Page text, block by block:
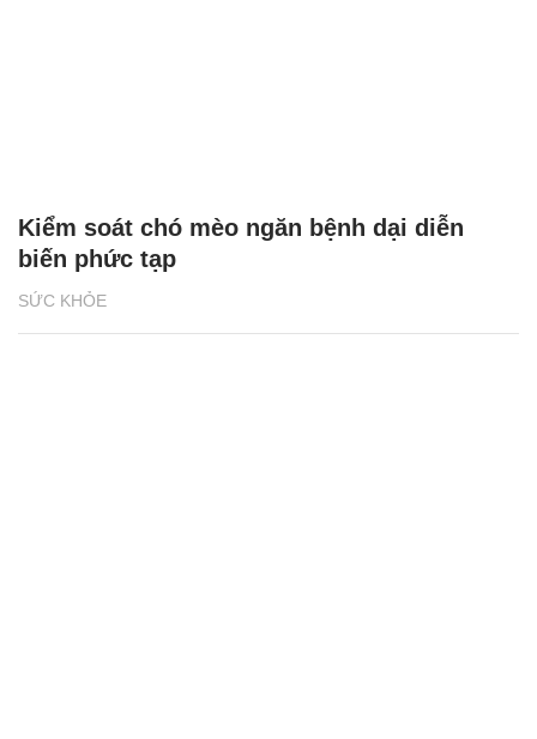
SỨC KHỎE
Kiểm soát chó mèo ngăn bệnh dại diễn
biến phức tạp